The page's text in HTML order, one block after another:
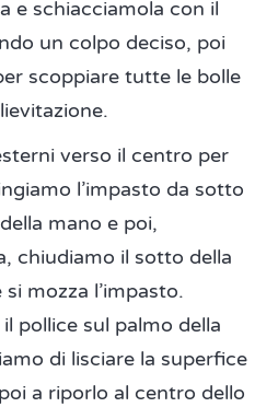
e schiacciamola con il
un colpo deciso, poi
scoppiare tutte le bolle
verso il centro per
l’impasto da sotto
mano e poi,
chiudiamo il sotto della
mozza l’impasto.
pollice sul palmo della
di lisciare la superfice
a riporlo al centro dello